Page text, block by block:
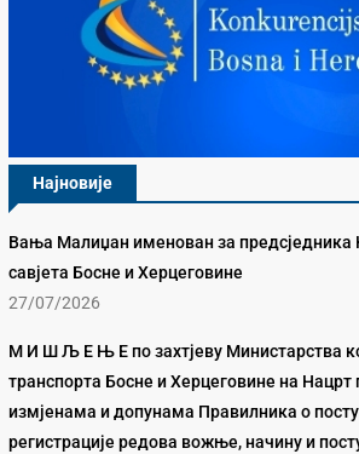
Најновије
Вања Малиџан именован за предсједника
савјета Босне и Херцеговине
27/07/2026
М И Ш Љ Е Њ Е по захтјеву Министарства
транспорта Босне и Херцеговине на Нацрт
измјенама и допунама Правилника о
регистрације редова вожње, начину и